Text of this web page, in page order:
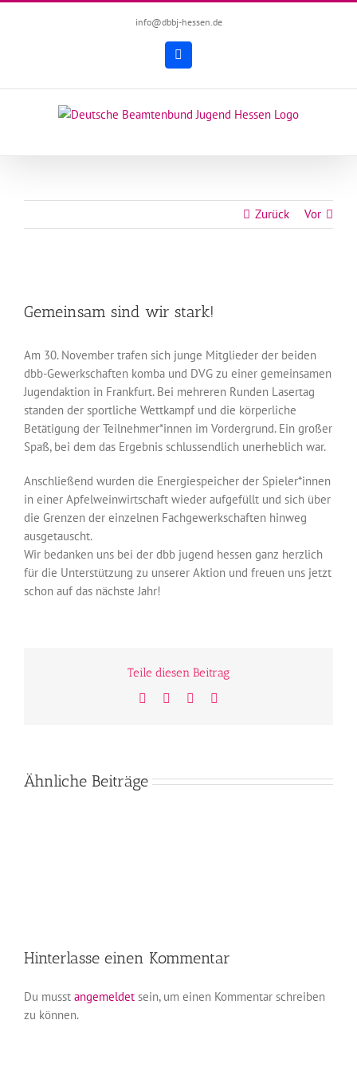
info@dbbj-hessen.de
Facebook
Zurück Vor
grösseres
Bild
Gemeinsam sind wir stark!
Am 30. November trafen sich junge Mitglieder der beiden
dbb-Gewerkschaften komba und DVG zu einer gemeinsamen
Jugendaktion in Frankfurt. Bei mehreren Runden Lasertag
standen der sportliche Wettkampf und die körperliche
Betätigung der Teilnehmer*innen im Vordergrund. Ein großer
Spaß, bei dem das Ergebnis schlussendlich unerheblich war.
Anschließend wurden die Energiespeicher der Spieler*innen
in einer Apfelweinwirtschaft wieder aufgefüllt und sich über
die Grenzen der einzelnen Fachgewerkschaften hinweg
ausgetauscht.
Wir bedanken uns bei der dbb jugend hessen ganz herzlich
für die Unterstützung zu unserer Aktion und freuen uns jetzt
schon auf das nächste Jahr!
Teile diesen Beitrag
Facebook
TwitterWhatsApp
Ähnliche Beiträge
Hinterlasse einen Kommentar
Du musst angemeldet sein, um einen Kommentar schreiben
zu können.